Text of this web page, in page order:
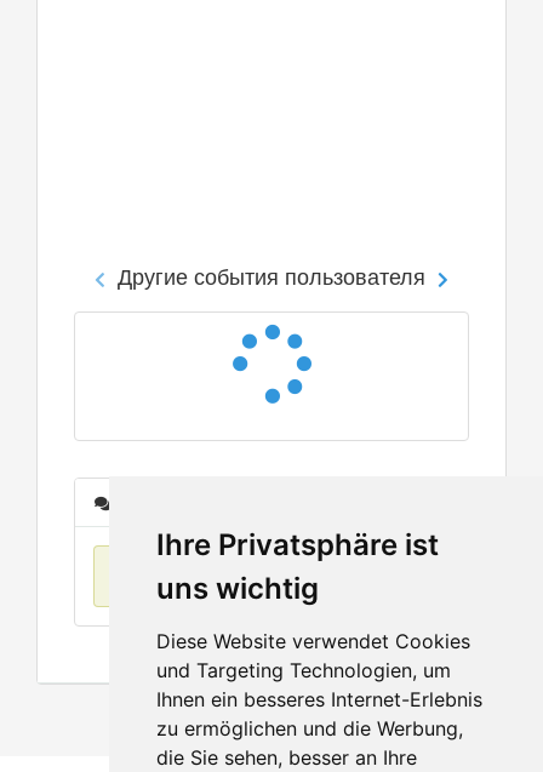
Ihre Privatsphäre ist
uns wichtig
Diese Website verwendet Cookies
und Targeting Technologien, um
Ihnen ein besseres Internet-Erlebnis
zu ermöglichen und die Werbung,
die Sie sehen, besser an Ihre
Другие события пользователя